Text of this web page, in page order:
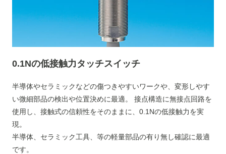
0.1Nの低接触力タッチスイッチ
半導体やセラミックなどの傷つきやすいワークや、変形しやす
い微細部品の検出や位置決めに最適。 接点構造に無接点回路を
使用し、接触式の信頼性をそのままに、0.1Nの低接触力を実
現。
半導体、セラミック工具、等の軽量部品の有り無し確認に最適
です。